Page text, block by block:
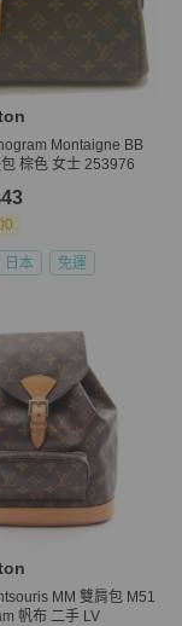
Montaigne BB
棕色 女士 253976
日本 免運
MM 雙肩包 M51
帆布 二手 LV